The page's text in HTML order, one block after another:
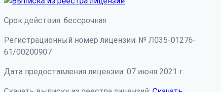
Срок действия: бессрочная
Регистрационный номер лицензии: № Л035-01276-
61/00200907
Дата предоставления лицензии: 07 июня 2021 г.